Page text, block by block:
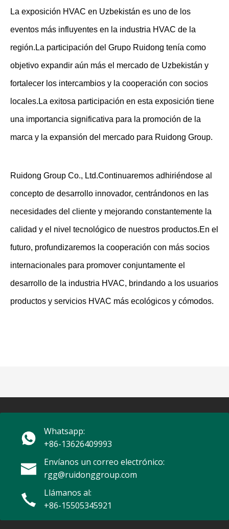
La exposición HVAC en Uzbekistán es uno de los
eventos más influyentes en la industria HVAC de la
región.La participación del Grupo Ruidong tenía como
objetivo expandir aún más el mercado de Uzbekistán y
fortalecer los intercambios y la cooperación con socios
locales.La exitosa participación en esta exposición tiene
una importancia significativa para la promoción de la
marca y la expansión del mercado para Ruidong Group.
Ruidong Group Co., Ltd.Continuaremos adhiriéndose al
concepto de desarrollo innovador, centrándonos en las
necesidades del cliente y mejorando constantemente la
calidad y el nivel tecnológico de nuestros productos.En el
futuro, profundizaremos la cooperación con más socios
internacionales para promover conjuntamente el
desarrollo de la industria HVAC, brindando a los usuarios
productos y servicios HVAC más ecológicos y cómodos.
Whatsapp:
+86-13626409993
Envíanos un correo electrónico:
rgg@ruidonggroup.com
Llámanos al:
+86-15505345921